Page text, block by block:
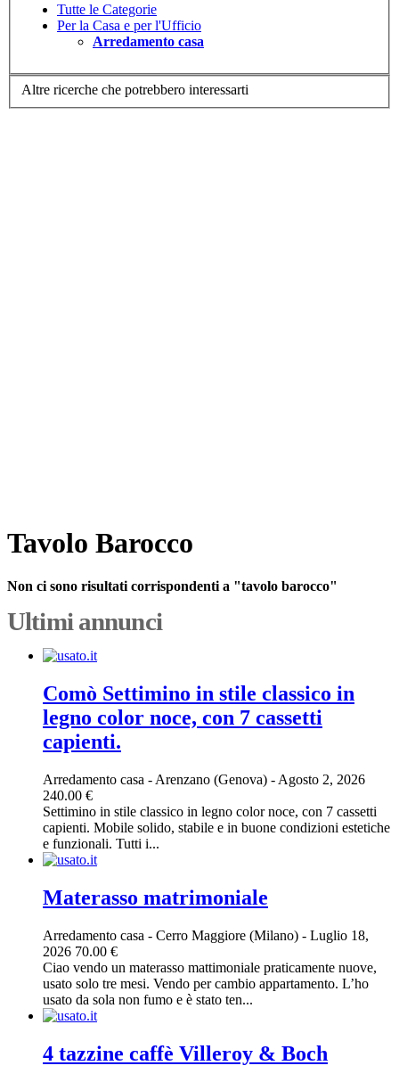
Tutte le Categorie
Per la Casa e per l'Ufficio
Arredamento casa
Altre ricerche che potrebbero interessarti
Tavolo Barocco
Non ci sono risultati corrispondenti a "tavolo barocco"
Ultimi annunci
Comò Settimino in stile classico in
legno color noce, con 7 cassetti
capienti.
Arredamento casa - Arenzano (Genova) - Agosto 2, 2026
240.00 €
Settimino in stile classico in legno color noce, con 7 cassetti
capienti. Mobile solido, stabile e in buone condizioni estetiche
e funzionali. Tutti i...
Materasso matrimoniale
Arredamento casa - Cerro Maggiore (Milano) - Luglio 18,
2026 70.00 €
Ciao vendo un materasso mattimoniale praticamente nuove,
usato solo tre mesi. Vendo per cambio appartamento. L’ho
usato da sola non fumo e è stato ten...
4 tazzine caffè Villeroy & Boch